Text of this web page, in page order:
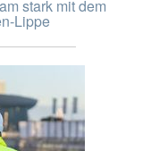
stark mit dem
Lippe